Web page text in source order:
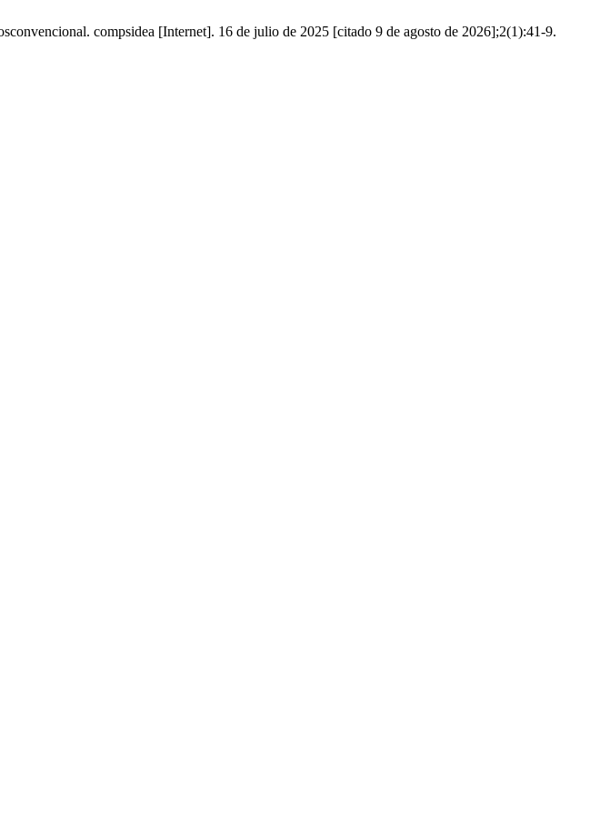
compsidea [Internet]. 16 de julio de 2025 [citado 9 de agosto de 2026];2(1):41-9.